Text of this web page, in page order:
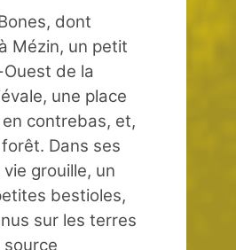
dont
Mézin, un petit
de la
une place
contrebas, et,
Dans ses
grouille, un
bestioles,
sur les terres